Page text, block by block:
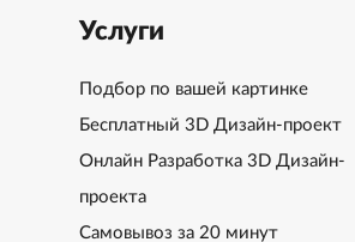
Услуги
Подбор по вашей картинке
Бесплатный 3D Дизайн-проект
Онлайн Разработка 3D Дизайн-
проекта
Самовывоз за 20 минут